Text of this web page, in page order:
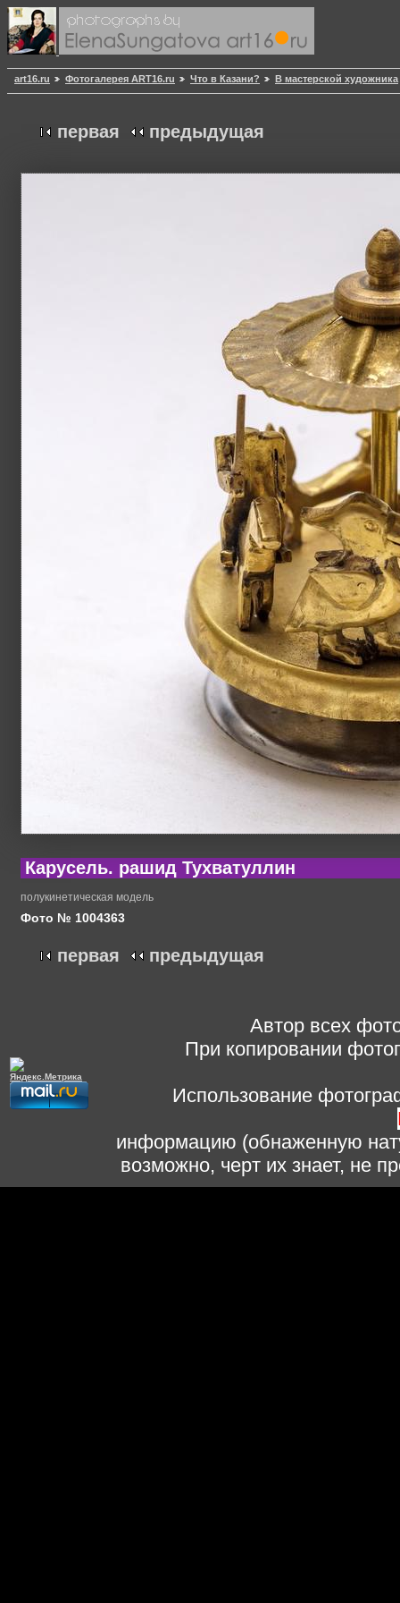
art16.ru Фотогалерея ART16.ru Что в Казани? В мастерской художника
первая предыдущая
Карусель. рашид Тухватуллин
полукинетическая модель
Фото № 1004363
первая предыдущая
Автор всех
При копировании
Использование
информацию (обнаженную
возможно, черт их знает, не